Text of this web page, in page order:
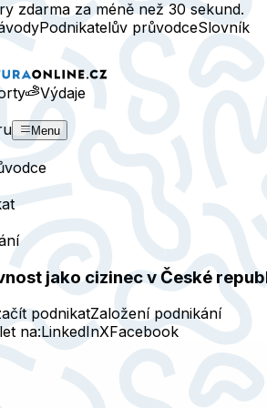
zdarma za méně než 30 sekund.
Podnikatelův průvodceSlovník
Výdaje
Menu
jako cizinec v České
podnikatZaložení podnikání
na:LinkedInXFacebook